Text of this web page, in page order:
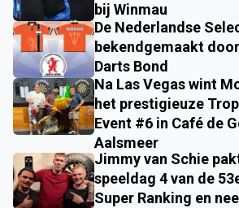
bij Winmau
De Nederlandse
bekendgemaakt
Darts Bond
Na Las Vegas wint
het prestigieuze
Event #6 in Café de
Aalsmeer
Jimmy van Schie
speeldag 4 van de
Super Ranking en